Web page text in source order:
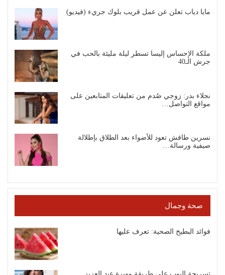
مايا دياب تعلن عن عمل قريب بلوك جريء (فيديو)
ملكة الإحساس إليسا تسطر ليلة مليئة بالحب في
جرش الـ40
نجلاء بدر: زوجي صُدم من تعليقات المتابعين على
مواقع التواصل…
نسرين طافش تعود للأضواء بعد الطلاق بإطلالة
صيفية ورسالة…
صحة وجمال
فوائد البطيخ الصحية: تعرف عليها